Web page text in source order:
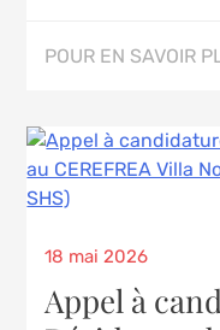
POUR EN SAVOIR
18 mai 2026
Appel à